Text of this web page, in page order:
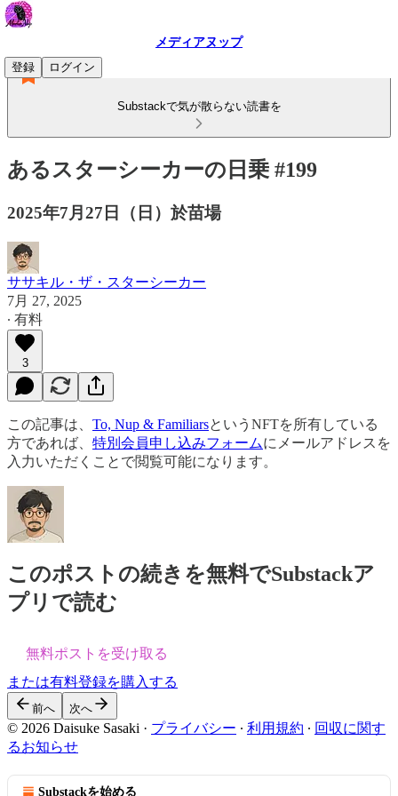
メディアヌップ
登録
ログイン
Substackで気が散らない読書を
あるスターシーカーの日乗 #199
2025年7月27日（日）於苗場
ササキル・ザ・スターシーカー
7月 27, 2025
∙ 有料
3
この記事は、 To, Nup & FamiliarsというNFTを所有している
方であれば、 特別会員申し込みフォームにメールアドレスを
入力いただくことで閲覧可能になります。
このポストの続きを無料でSubstackア
プリで読む
無料ポストを受け取る
または有料登録を購入する
前へ 次へ
© 2026 Daisuke Sasaki · プライバシー ∙ 利用規約 ∙ 回収に関す
るお知らせ
Substackを始める